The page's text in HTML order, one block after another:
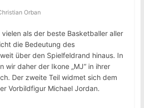
Orban
als der beste Basketballer aller
die Bedeutung des
über den Spielfeldrand hinaus. In
wir daher der Ikone „MJ“ in ihrer
Der zweite Teil widmet sich dem
Vorbildfigur Michael Jordan.